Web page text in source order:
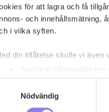
för att lagra och få
och innehållsmätning,
i vilka syften.
din tillåtelse skulle vi även
Samla in information
Identifiera din enhet
reda på mer om hur dina
dra tillbaka ditt samtycke
Nödvändig